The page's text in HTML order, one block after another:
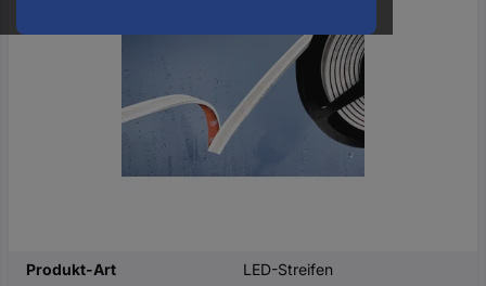
Produkt-Art
LED-Streifen